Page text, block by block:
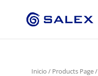
Inicio / Products Page/